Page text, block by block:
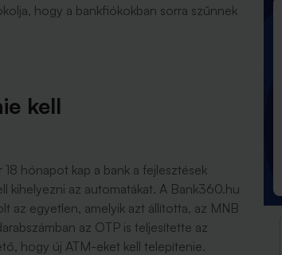
hogy a bankfiókokban sorra szűnnek
kell
hónapot kap a bank a fejlesztések
kihelyezni az automatákat. A Bank360.hu
az egyetlen, amelyik azt állította, az MNB
az OTP is teljesítette az
hogy új ATM-eket kell telepítenie.